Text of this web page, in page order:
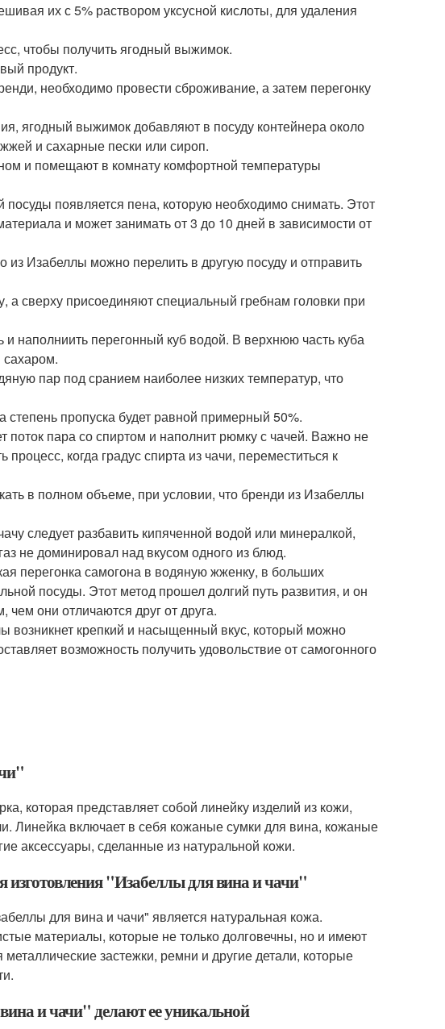
их с 5% раствором уксусной кислоты, для удаления
чтобы получить ягодный выжимок.
продукт.
необходимо провести сброживание, а затем перегонку
ягодный выжимок добавляют в посуду контейнера около
и сахарные пески или сироп.
и помещают в комнату комфортной температуры
появляется пена, которую необходимо снимать. Этот
и может занимать от 3 до 10 дней в зависимости от
Изабеллы можно перелить в другую посуду и отправить
а сверху присоединяют специальный гребнам головки при
наполниить перегонный куб водой. В верхнюю часть куба
пар под сранием наиболее низких температур, что
степень пропуска будет равной примерный 50%.
поток пара со спиртом и наполнит рюмку с чачей. Важно не
когда градус спирта из чачи, переместиться к
в полном объеме, при условии, что бренди из Изабеллы
следует разбавить кипяченной водой или минералкой,
не доминировал над вкусом одного из блюд.
перегонка самогона в водяную жженку, в больших
посуды. Этот метод прошел долгий путь развития, и он
чем они отличаются друг от друга.
возникнет крепкий и насыщенный вкус, который можно
возможность получить удовольствие от самогонного
которая представляет собой линейку изделий из кожи,
Линейка включает в себя кожаные сумки для вина, кожаные
аксессуары, сделанные из натуральной кожи.
"Изабеллы для вина и чачи"
для вина и чачи" является натуральная кожа.
материалы, которые не только долговечны, но и имеют
застежки, ремни и другие детали, которые
и чачи" делают ее уникальной